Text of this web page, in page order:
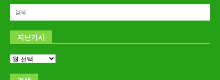
지난기사